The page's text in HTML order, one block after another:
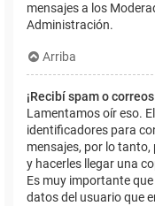
mensajes a los
Administración.
Arriba
¡Recibí spam o
Lamentamos oír eso.
identificadores para
mensajes, por lo
y hacerles llegar una
Es muy importante
datos del usuario que